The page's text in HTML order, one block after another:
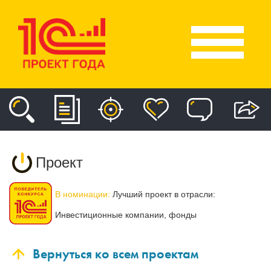
Проект
В номинации: Лучший проект в отрасли:
Инвестиционные компании, фонды
Вернуться ко всем проектам